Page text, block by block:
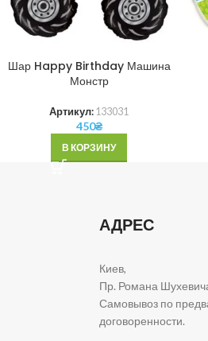
Шар Happy Birthday Машина
Монстр
Артикул: 133031
450₴
В КОРЗИНУ
АДРЕС
Киев,
Пр. Романа
Самовывоз по
договоренности.